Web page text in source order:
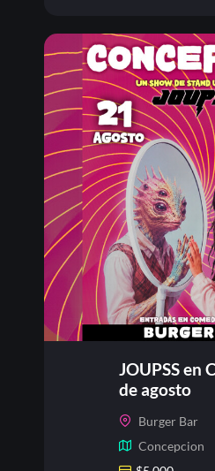
JOUPSS en
de agosto
Burger Bar
Concepcion